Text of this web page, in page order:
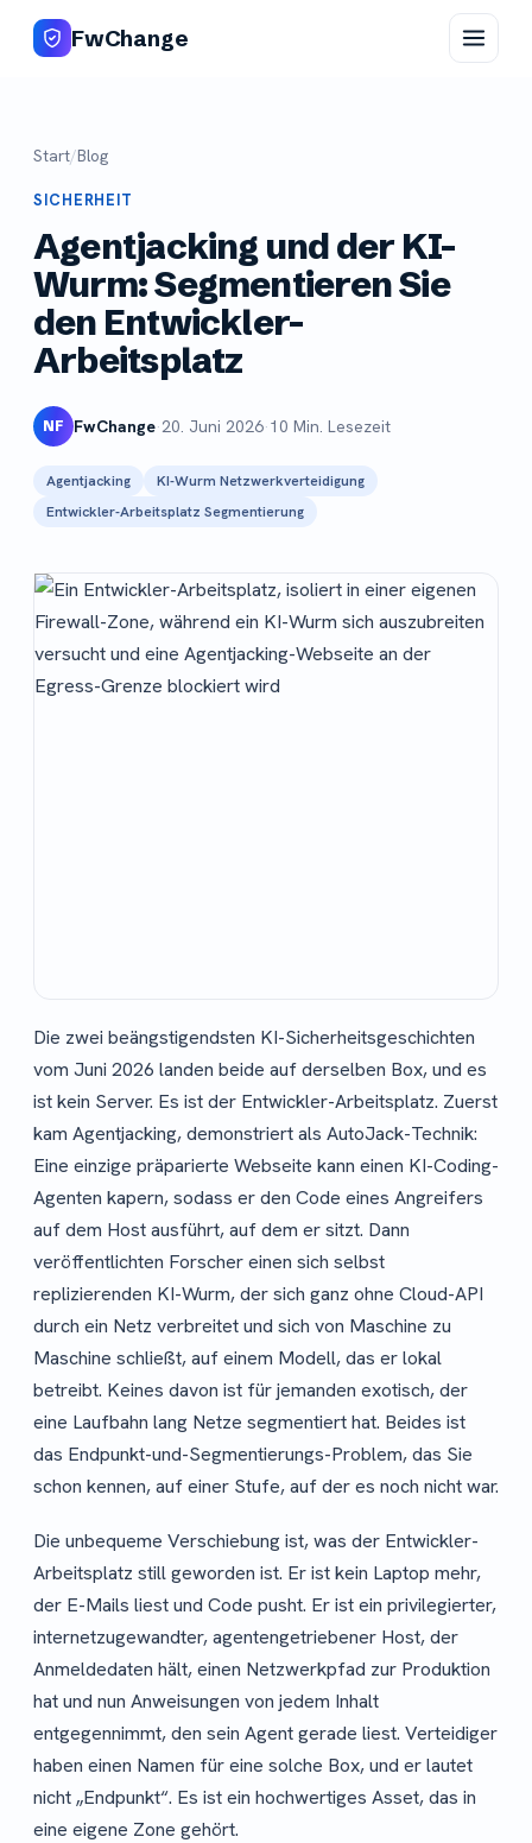
FwChange
Start/Blog
SICHERHEIT
Agentjacking und der KI-
Wurm: Segmentieren Sie
den Entwickler-
Arbeitsplatz
NF FwChange·20. Juni 2026·10 Min. Lesezeit
Agentjacking
KI-Wurm Netzwerkverteidigung
Entwickler-Arbeitsplatz Segmentierung
Die zwei beängstigendsten KI-Sicherheitsgeschichten
vom Juni 2026 landen beide auf derselben Box, und es
ist kein Server. Es ist der Entwickler-Arbeitsplatz. Zuerst
kam Agentjacking, demonstriert als AutoJack-Technik:
Eine einzige präparierte Webseite kann einen KI-Coding-
Agenten kapern, sodass er den Code eines Angreifers
auf dem Host ausführt, auf dem er sitzt. Dann
veröffentlichten Forscher einen sich selbst
replizierenden KI-Wurm, der sich ganz ohne Cloud-API
durch ein Netz verbreitet und sich von Maschine zu
Maschine schließt, auf einem Modell, das er lokal
betreibt. Keines davon ist für jemanden exotisch, der
eine Laufbahn lang Netze segmentiert hat. Beides ist
das Endpunkt-und-Segmentierungs-Problem, das Sie
schon kennen, auf einer Stufe, auf der es noch nicht war.
Die unbequeme Verschiebung ist, was der Entwickler-
Arbeitsplatz still geworden ist. Er ist kein Laptop mehr,
der E-Mails liest und Code pusht. Er ist ein privilegierter,
internetzugewandter, agentengetriebener Host, der
Anmeldedaten hält, einen Netzwerkpfad zur Produktion
hat und nun Anweisungen von jedem Inhalt
entgegennimmt, den sein Agent gerade liest. Verteidiger
haben einen Namen für eine solche Box, und er lautet
nicht „Endpunkt“. Es ist ein hochwertiges Asset, das in
eine eigene Zone gehört.